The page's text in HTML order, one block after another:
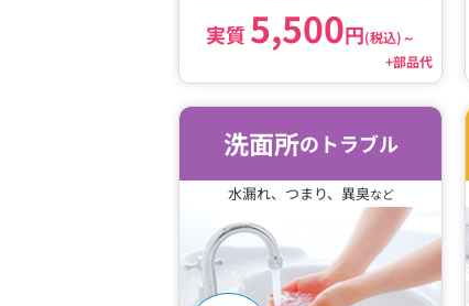
実質 5,500円(税込)～
+部品代
洗面所のトラブル
水漏れ、つまり、異臭など